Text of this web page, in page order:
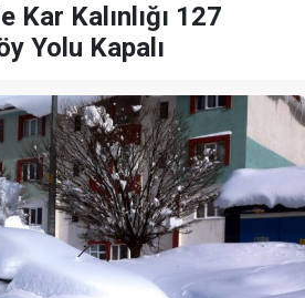
Kar Kalınlığı 127
Yolu Kapalı